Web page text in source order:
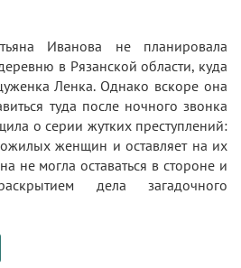
Иванова не планировала
в Рязанской области, куда
Ленка. Однако вскоре она
туда после ночного звонка
о серии жутких преступлений:
женщин и оставляет на их
не могла оставаться в стороне и
дела загадочного